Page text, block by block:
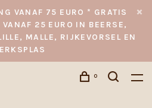
VANAF 75 EURO * GRATIS
25 EURO IN BEERSE,
MALLE, RIJKEVORSEL EN
0